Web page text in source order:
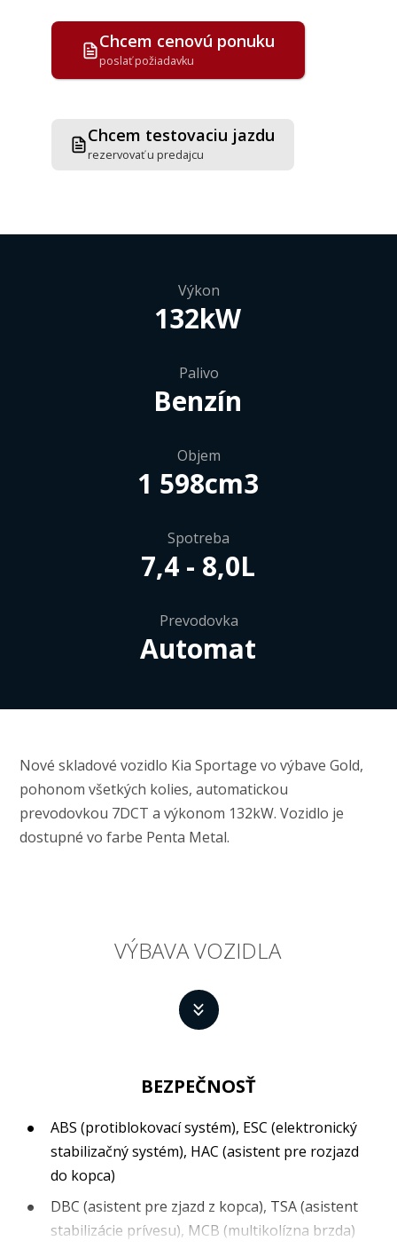
Chcem cenovú ponuku
poslať požiadavku
Chcem testovaciu jazdu
rezervovať u predajcu
Výkon
132kW
Palivo
Benzín
Objem
1 598cm3
Spotreba
7,4 - 8,0L
Prevodovka
Automat
Nové skladové vozidlo Kia Sportage vo výbave Gold,
pohonom všetkých kolies, automatickou
prevodovkou 7DCT a výkonom 132kW. Vozidlo je
dostupné vo farbe Penta Metal.
VÝBAVA VOZIDLA
BEZPEČNOSŤ
ABS (protiblokovací systém), ESC (elektronický
stabilizačný systém), HAC (asistent pre rozjazd
do kopca)
DBC (asistent pre zjazd z kopca), TSA (asistent
stabilizácie prívesu), MCB (multikolízna brzda)